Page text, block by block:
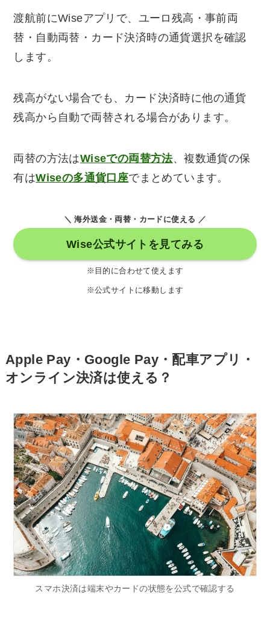
渡航前にWiseアプリで、ユーロ残高・事前両
替・自動両替・カード決済時の通貨選択を確認
します。
残高がない場合でも、カード決済時に他の通貨
残高から自動で両替される場合があります。
両替の方法はWiseでの両替方法、複数通貨の保
有はWiseの多通貨口座でまとめています。
＼ 海外送金・両替・カードに使える ／
Wise公式サイトを見てみる
※目的に合わせて使えます
※公式サイトに移動します
Apple Pay・Google Pay・配車アプリ・
オンライン決済は使える？
スマホ決済は端末やカードの状態を公式で確認する